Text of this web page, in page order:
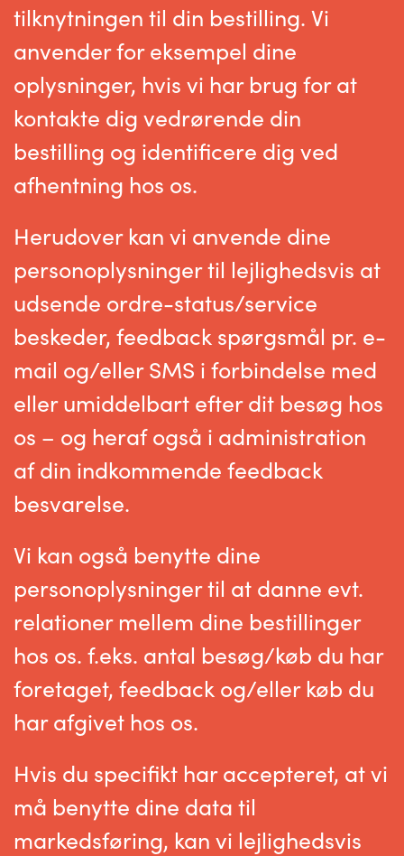
tilknytningen til din bestilling. Vi
anvender for eksempel dine
oplysninger, hvis vi har brug for at
kontakte dig vedrørende din
bestilling og identificere dig ved
afhentning hos os.
Herudover kan vi anvende dine
personoplysninger til lejlighedsvis at
udsende ordre-status/service
beskeder, feedback spørgsmål pr. e-
mail og/eller SMS i forbindelse med
eller umiddelbart efter dit besøg hos
os – og heraf også i administration
af din indkommende feedback
besvarelse.
Vi kan også benytte dine
personoplysninger til at danne evt.
relationer mellem dine bestillinger
hos os. f.eks. antal besøg/køb du har
foretaget, feedback og/eller køb du
har afgivet hos os.
Hvis du specifikt har accepteret, at vi
må benytte dine data til
markedsføring, kan vi lejlighedsvis